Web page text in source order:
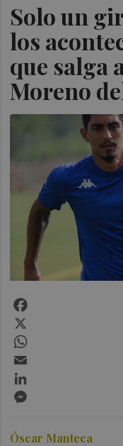
Solo un
los
que salga
Moreno
Óscar Manteca